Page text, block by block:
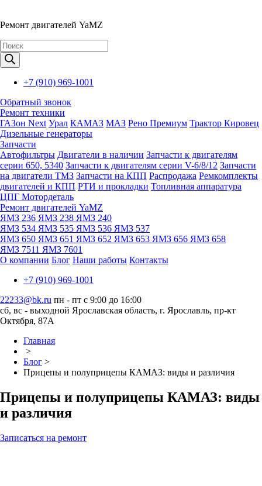
Ремонт двигателей YaMZ
Поиск
товаров
+7 (910) 969-1001
Обратный звонок
Ремонт техники
ГАЗон Next Урал КАМАЗ МАЗ Рено Премиум Трактор Кировец
Дизельные генераторы
Запчасти
Автофильтры Двигатели в наличии Запчасти к двигателям
серии 650, 5340 Запчасти к двигателям серии V-6/8/12 Запчасти
на двигатели ТМЗ Запчасти на КПП Распродажа Ремкомплекты
двигателей и КПП РТИ и прокладки Топливная аппаратура
ЦПГ Мотордеталь
Ремонт двигателей YaMZ
ЯМЗ 236 ЯМЗ 238 ЯМЗ 240
ЯМЗ 534 ЯМЗ 535 ЯМЗ 536 ЯМЗ 537
ЯМЗ 650 ЯМЗ 651 ЯМЗ 652 ЯМЗ 653 ЯМЗ 656 ЯМЗ 658
ЯМЗ 7511 ЯМЗ 7601
О компании Блог Наши работы Контакты
+7 (910) 969-1001
22233@bk.ru пн - пт с 9:00 до 16:00
сб, вс - выходной Ярославская область, г. Ярославль, пр-кт
Октября, 87А
Главная
>
Блог >
Прицепы и полуприцепы КАМАЗ: виды и различия
Прицепы и полуприцепы КАМАЗ: виды
и различия
Записаться на ремонт